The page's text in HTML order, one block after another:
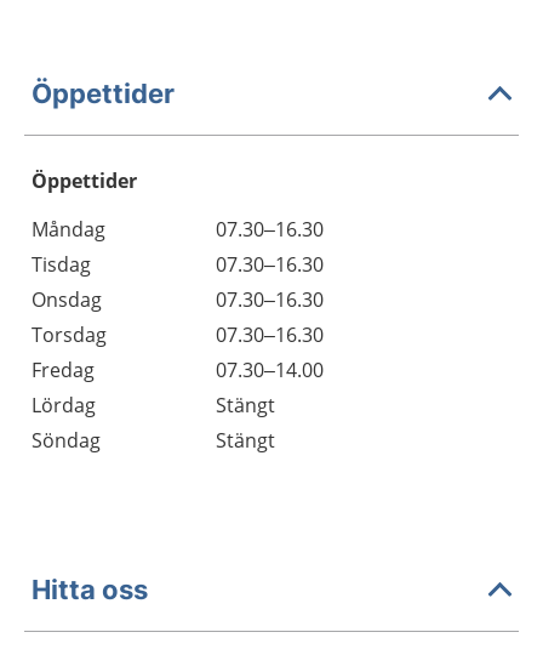
Öppettider
Öppettider
Dag
Öppettider
Kommentarer
Måndag
07.30–16.30
Tisdag
07.30–16.30
Onsdag
07.30–16.30
Torsdag
07.30–16.30
Fredag
07.30–14.00
Lördag
Stängt
Söndag
Stängt
Hitta oss